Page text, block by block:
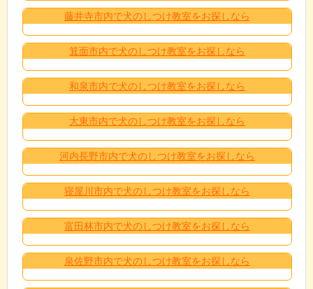
藤井寺市内で犬のしつけ教室をお探しなら
箕面市内で犬のしつけ教室をお探しなら
和泉市内で犬のしつけ教室をお探しなら
大東市内で犬のしつけ教室をお探しなら
河内長野市内で犬のしつけ教室をお探しなら
寝屋川市内で犬のしつけ教室をお探しなら
富田林市内で犬のしつけ教室をお探しなら
泉佐野市内で犬のしつけ教室をお探しなら